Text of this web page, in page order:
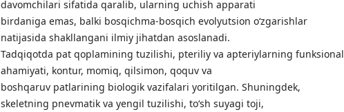
davomchilari sifatida qaralib, ularning uchish apparati
birdaniga emas, balki bosqichma-bosqich evolyutsion o‘zgarishlar
natijasida shakllangani ilmiy jihatdan asoslanadi.
Tadqiqotda pat qoplamining tuzilishi, pteriliy va apteriylarning funksional
ahamiyati, kontur, momiq, qilsimon, qoquv va
boshqaruv patlarining biologik vazifalari yoritilgan. Shuningdek,
skeletning pnevmatik va yengil tuzilishi, to‘sh suyagi toji,